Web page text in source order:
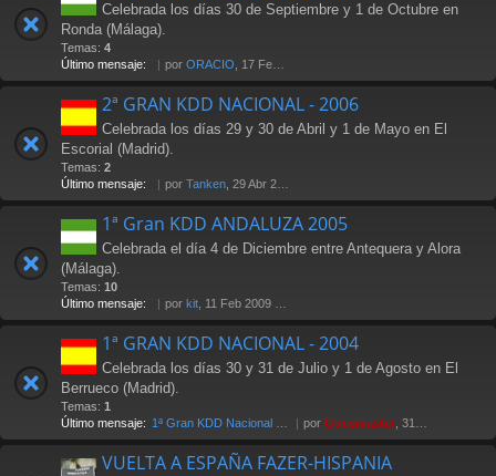
Celebrada los días 30 de Septiembre y 1 de Octubre en
Ronda (Málaga).
Temas: 4
Último mensaje:
por ORACIO , 17 Feb 2007 23:29
2ª GRAN KDD NACIONAL - 2006
Celebrada los días 29 y 30 de Abril y 1 de Mayo en El
Escorial (Madrid).
Temas: 2
Último mensaje:
por Tanken , 29 Abr 2006 14:25
1ª Gran KDD ANDALUZA 2005
Celebrada el día 4 de Diciembre entre Antequera y Alora
(Málaga).
Temas: 10
Último mensaje:
por kit , 11 Feb 2009 17:08
1ª GRAN KDD NACIONAL - 2004
Celebrada los días 30 y 31 de Julio y 1 de Agosto en El
Berrueco (Madrid).
Temas: 1
Último mensaje: 1ª Gran KDD Nacional 2004 por Güesmaster , 31 Oct 2005 11:37
VUELTA A ESPAÑA FAZER-HISPANIA